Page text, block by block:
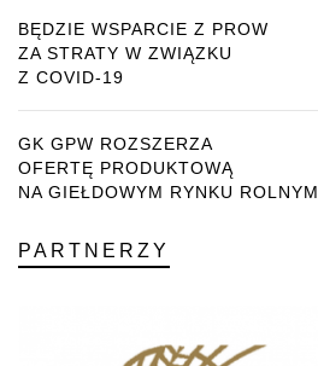
BĘDZIE WSPARCIE Z PROW
ZA STRATY W ZWIĄZKU
Z COVID-19
GK GPW ROZSZERZA
OFERTĘ PRODUKTOWĄ
NA GIEŁDOWYM RYNKU ROLNYM
PARTNERZY